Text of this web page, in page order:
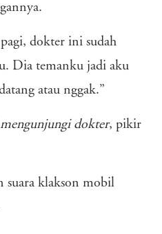
dokter ini sudah
Dia temanku jadi aku
atau nggak.”
mengunjungi dokter, pikir
suara klakson mobil